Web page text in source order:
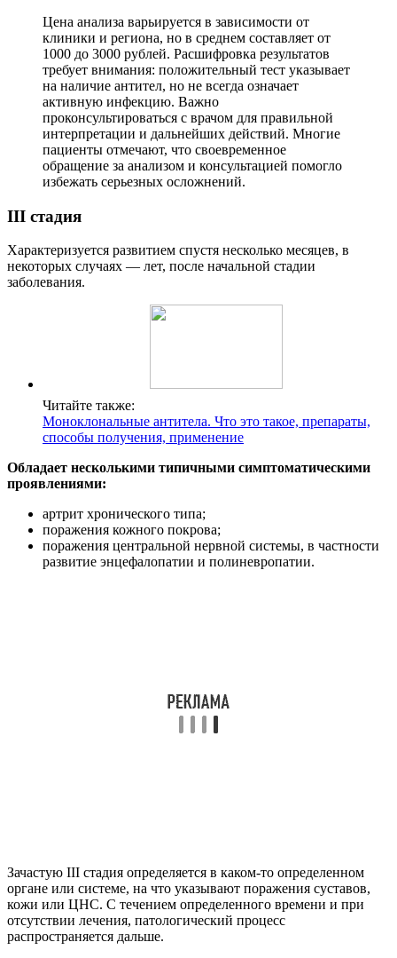
Цена анализа варьируется в зависимости от
клиники и региона, но в среднем составляет от
1000 до 3000 рублей. Расшифровка результатов
требует внимания: положительный тест указывает
на наличие антител, но не всегда означает
активную инфекцию. Важно
проконсультироваться с врачом для правильной
интерпретации и дальнейших действий. Многие
пациенты отмечают, что своевременное
обращение за анализом и консультацией помогло
избежать серьезных осложнений.
III стадия
Характеризуется развитием спустя несколько месяцев, в
некоторых случаях — лет, после начальной стадии
заболевания.
Читайте также:
Моноклональные антитела. Что это такое, препараты,
способы получения, применение
Обладает несколькими типичными симптоматическими
проявлениями:
артрит хронического типа;
поражения кожного покрова;
поражения центральной нервной системы, в частности
развитие энцефалопатии и полиневропатии.
Зачастую III стадия определяется в каком-то определенном
органе или системе, на что указывают поражения суставов,
кожи или ЦНС. С течением определенного времени и при
отсутствии лечения, патологический процесс
распространяется дальше.